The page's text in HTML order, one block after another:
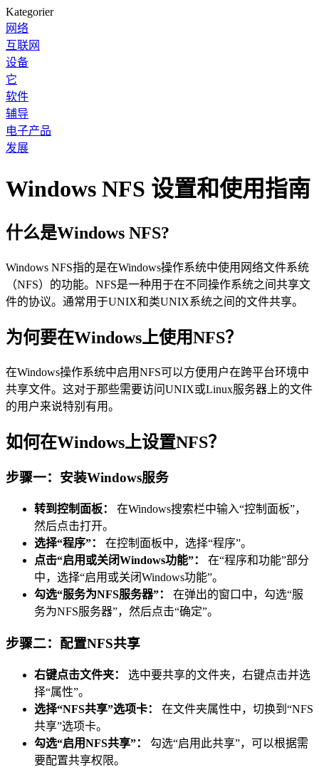
Kategorier
网络
互联网
设备
它
软件
辅导
电子产品
发展
Windows NFS 设置和使用指南
什么是Windows NFS?
Windows NFS指的是在Windows操作系统中使用网络文件系统
（NFS）的功能。NFS是一种用于在不同操作系统之间共享文
件的协议。通常用于UNIX和类UNIX系统之间的文件共享。
为何要在Windows上使用NFS？
在Windows操作系统中启用NFS可以方便用户在跨平台环境中
共享文件。这对于那些需要访问UNIX或Linux服务器上的文件
的用户来说特别有用。
如何在Windows上设置NFS？
步骤一：安装Windows服务
转到控制面板：
在Windows搜索栏中输入“控制面板”，
然后点击打开。
选择“程序”：
在控制面板中，选择“程序”。
点击“启用或关闭Windows功能”：
在“程序和功能”部分
中，选择“启用或关闭Windows功能”。
勾选“服务为NFS服务器”：
在弹出的窗口中，勾选“服
务为NFS服务器”，然后点击“确定”。
步骤二：配置NFS共享
右键点击文件夹：
选中要共享的文件夹，右键点击并选
择“属性”。
选择“NFS共享”选项卡：
在文件夹属性中，切换到“NFS
共享”选项卡。
勾选“启用NFS共享”：
勾选“启用此共享”，可以根据需
要配置共享权限。